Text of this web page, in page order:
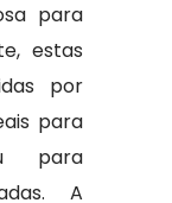
para
estas
por
para
para
A